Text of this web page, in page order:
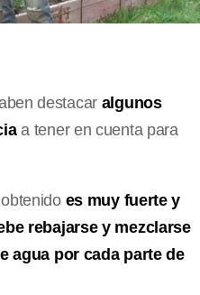
destacar algunos
a tener en cuenta para
es muy fuerte y
rebajarse y mezclarse
agua por cada parte de